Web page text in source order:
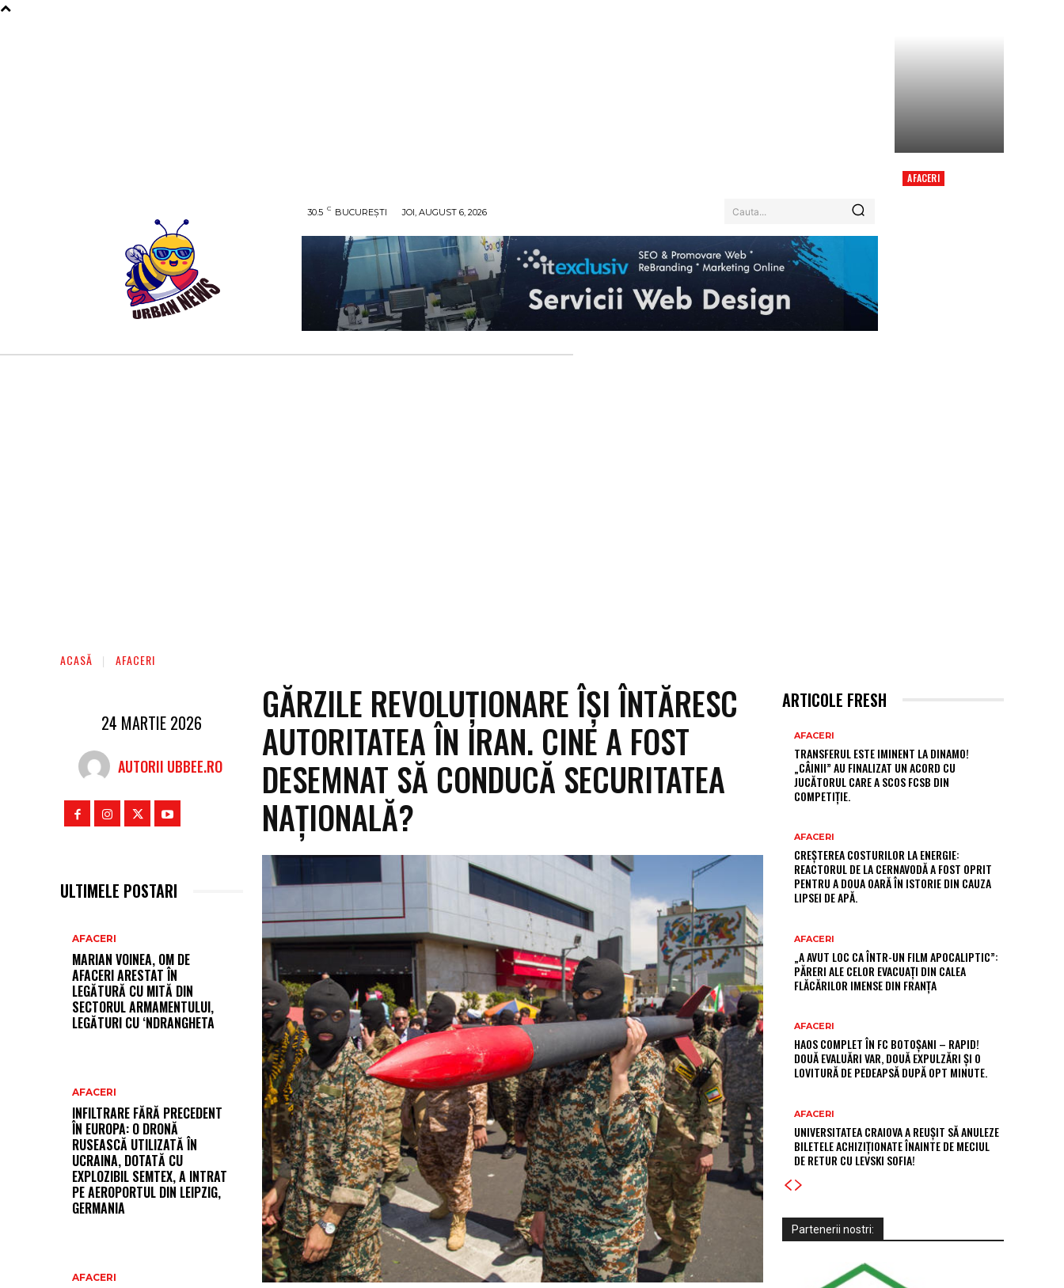
30.5 C BUCUREȘTI JOI, AUGUST 6, 2026 Cauta...
AFACERI
ACASĂ AFACERI
24 MARTIE 2026
AUTORII UBBEE.RO
ULTIMELE POSTARI
AFACERI
MARIAN VOINEA, OM DE
AFACERI ARESTAT ÎN
LEGĂTURĂ CU MITĂ DIN
SECTORUL ARMAMENTULUI,
LEGĂTURI CU ‘NDRANGHETA
AFACERI
INFILTRARE FĂRĂ PRECEDENT
ÎN EUROPA: O DRONĂ
RUSEASCĂ UTILIZATĂ ÎN
UCRAINA, DOTATĂ CU
EXPLOZIBIL SEMTEX, A INTRAT
PE AEROPORTUL DIN LEIPZIG,
GERMANIA
AFACERI
GĂRZILE REVOLUȚIONARE ÎȘI ÎNTĂRESC
AUTORITATEA ÎN IRAN. CINE A FOST
DESEMNAT SĂ CONDUCĂ SECURITATEA
NAȚIONALĂ?
ARTICOLE FRESH
AFACERI
TRANSFERUL ESTE IMINENT LA DINAMO!
„CÂINII” AU FINALIZAT UN ACORD CU
JUCĂTORUL CARE A SCOS FCSB DIN
COMPETIȚIE.
AFACERI
CREȘTEREA COSTURILOR LA ENERGIE:
REACTORUL DE LA CERNAVODĂ A FOST OPRIT
PENTRU A DOUA OARĂ ÎN ISTORIE DIN CAUZA
LIPSEI DE APĂ.
AFACERI
„A AVUT LOC CA ÎNTR-UN FILM APOCALIPTIC”:
PĂRERI ALE CELOR EVACUAȚI DIN CALEA
FLĂCĂRILOR IMENSE DIN FRANȚA
AFACERI
HAOS COMPLET ÎN FC BOTOȘANI – RAPID!
DOUĂ EVALUĂRI VAR, DOUĂ EXPULZĂRI ȘI O
LOVITURĂ DE PEDEAPSĂ DUPĂ OPT MINUTE.
AFACERI
UNIVERSITATEA CRAIOVA A REUȘIT SĂ ANULEZE
BILETELE ACHIZIȚIONATE ÎNAINTE DE MECIUL
DE RETUR CU LEVSKI SOFIA!
Partenerii nostri: